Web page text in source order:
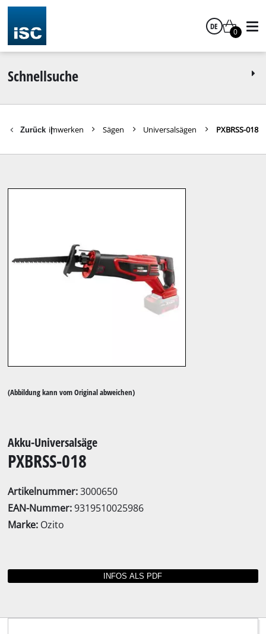
DE
0
Schnellsuche
Zurück |
Ersatzteile Heimwerken Sägen Universalsägen PXBRSS-018
(Abbildung kann vom Original abweichen)
Akku-Universalsäge
PXBRSS-018
Artikelnummer:3000650
EAN-Nummer:9319510025986
Marke: Ozito